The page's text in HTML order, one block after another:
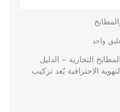
واحد
التجارية – الدليل
الاحترافية يُعد تركيب